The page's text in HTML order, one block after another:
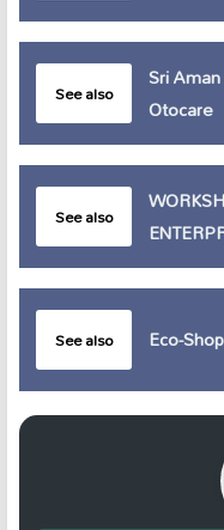
See also
Sri
Otocare
See also
See also Eco-